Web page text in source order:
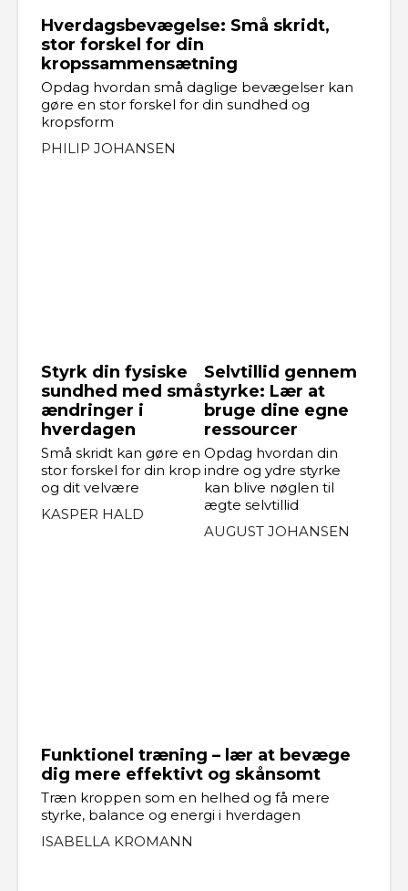
Hverdagsbevægelse: Små skridt,
stor forskel for din
kropssammensætning
Opdag hvordan små daglige bevægelser kan
gøre en stor forskel for din sundhed og
kropsform
PHILIP JOHANSEN
Styrk din fysiske
sundhed med små
ændringer i
hverdagen
Små skridt kan gøre en
stor forskel for din krop
og dit velvære
KASPER HALD
Selvtillid gennem
styrke: Lær at
bruge dine egne
ressourcer
Opdag hvordan din
indre og ydre styrke
kan blive nøglen til
ægte selvtillid
AUGUST JOHANSEN
Funktionel træning – lær at bevæge
dig mere effektivt og skånsomt
Træn kroppen som en helhed og få mere
styrke, balance og energi i hverdagen
ISABELLA KROMANN